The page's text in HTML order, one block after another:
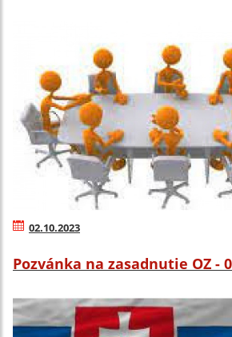
02.10.2023
Pozvánka na zasadnutie OZ -